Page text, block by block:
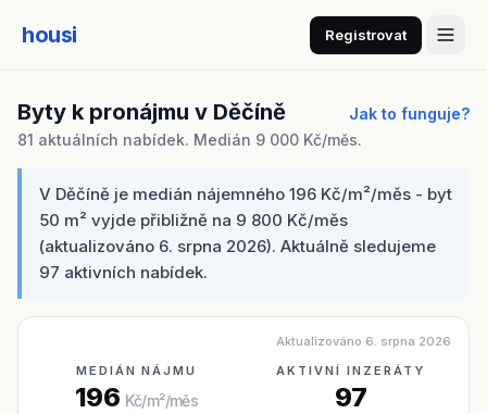
housi Registrovat
Byty k pronájmu v Děčíně
Jak to funguje?
81 aktuálních nabídek. Medián 9 000 Kč/měs.
V Děčíně je medián nájemného 196 Kč/m²/měs - byt
50 m² vyjde přibližně na 9 800 Kč/měs
(aktualizováno 6. srpna 2026). Aktuálně sledujeme
97 aktivních nabídek.
Aktualizováno 6. srpna 2026
MEDIÁN NÁJMU
196 Kč/m²/měs
AKTIVNÍ INZERÁTY
97